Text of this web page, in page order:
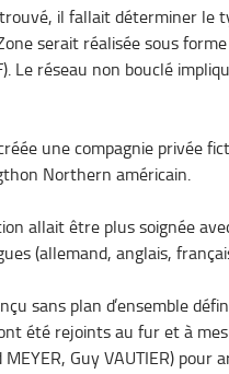
il fallait déterminer le
serait réalisée sous
Le réseau non bouclé
une compagnie privée
Northern américain.
allait être plus soignée
(allemand, anglais,
sans plan d’ensemble
été rejoints au fur et à
MEYER, Guy VAUTIER)